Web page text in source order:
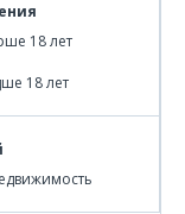
18 лет
18 лет